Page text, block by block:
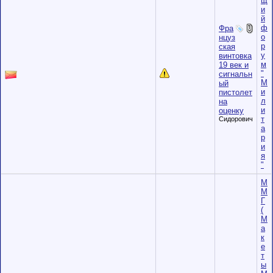
Фра
нцуз
ская
винтовка
19 век и
сигнальн
ый
пистолет
на
оценку
Сидорович
и
й
ф
о
р
у
м
"
М
и
л
и
т
а
р
и
я
"
М
М
Г
(
М
а
к
е
т
ы